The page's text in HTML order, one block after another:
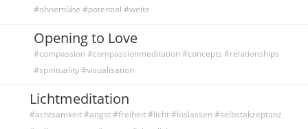
#ohnemühe #potential #weite
Opening to Love
#compassion #compassionmeditation #concepts #relationships
#spirituality #visualisation
Lichtmeditation
#achtsamkeit #angst #freiheit #licht #loslassen #selbstakzeptanz